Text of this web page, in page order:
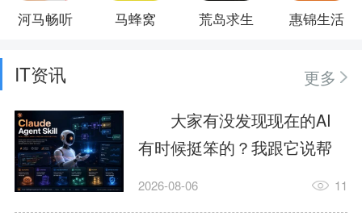
河马畅听 马蜂窝 荒岛求生 惠锦生活
IT资讯
更多
大家有没发现现在的AI
有时候挺笨的？我跟它说帮
我订个明天早上的闹钟，它
2026-08-06 11